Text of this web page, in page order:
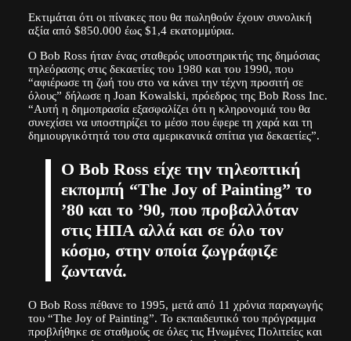
Εκτιμάται ότι οι πίνακες που θα πωληθούν έχουν συνολική
αξία από $850.000 έως $1,4 εκατομμύρια.
Ο Bob Ross ήταν ένας σταθερός υποστηρικτής της δημόσιας
τηλεόρασης στις δεκαετίες του 1980 και του 1990, που
“αφιέρωσε τη ζωή του στο να κάνει την τέχνη προσιτή σε
όλους” δήλωσε η Joan Kowalski, πρόεδρος της Bob Ross Inc.
“Αυτή η δημοπρασία εξασφαλίζει ότι η κληρονομιά του θα
συνεχίσει να υποστηρίζει το μέσο που έφερε τη χαρά και τη
δημιουργικότητά του στα αμερικανικά σπίτια για δεκαετίες”.
Ο Bob Ross είχε την τηλεοπτική
εκπομπή “The Joy of Painting” το
’80 και το ’90, που προβαλλόταν
στις ΗΠΑ αλλά και σε όλο τον
κόσμο, στην οποία ζωγράφιζε
ζωντανά.
Ο Bob Ross πέθανε το 1995, μετά από 11 χρόνια παραγωγής
του “The Joy of Painting”. Το εκπαιδευτικό του πρόγραμμα
προβλήθηκε σε σταθμούς σε όλες τις Ηνωμένες Πολιτείες και